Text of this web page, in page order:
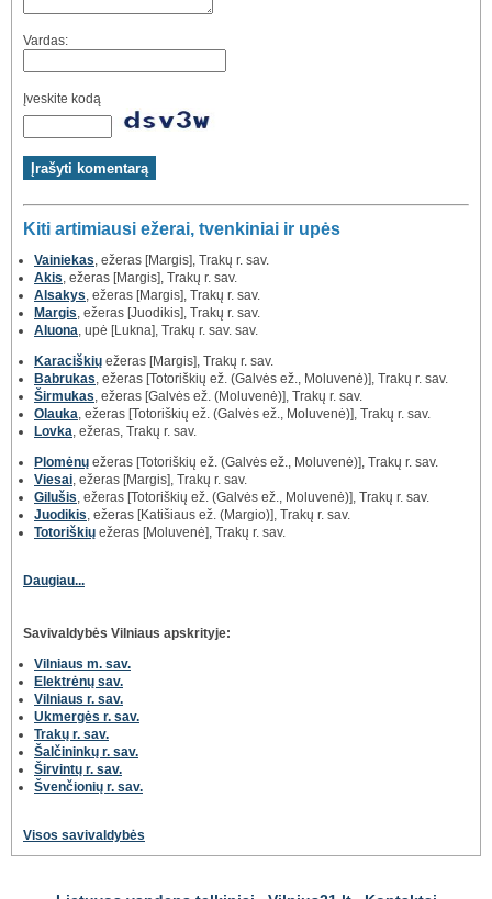
Vardas:
Įveskite kodą
Kiti artimiausi ežerai, tvenkiniai ir upės
Vainiekas, ežeras [Margis], Trakų r. sav.
Akis, ežeras [Margis], Trakų r. sav.
Alsakys, ežeras [Margis], Trakų r. sav.
Margis, ežeras [Juodikis], Trakų r. sav.
Aluona, upė [Lukna], Trakų r. sav. sav.
Karaciškių ežeras [Margis], Trakų r. sav.
Babrukas, ežeras [Totoriškių ež. (Galvės ež., Moluvenė)], Trakų r. sav.
Širmukas, ežeras [Galvės ež. (Moluvenė)], Trakų r. sav.
Olauka, ežeras [Totoriškių ež. (Galvės ež., Moluvenė)], Trakų r. sav.
Lovka, ežeras, Trakų r. sav.
Plomėnų ežeras [Totoriškių ež. (Galvės ež., Moluvenė)], Trakų r. sav.
Viesai, ežeras [Margis], Trakų r. sav.
Gilušis, ežeras [Totoriškių ež. (Galvės ež., Moluvenė)], Trakų r. sav.
Juodikis, ežeras [Katišiaus ež. (Margio)], Trakų r. sav.
Totoriškių ežeras [Moluvenė], Trakų r. sav.
Daugiau...
Savivaldybės Vilniaus apskrityje:
Vilniaus m. sav.
Elektrėnų sav.
Vilniaus r. sav.
Ukmergės r. sav.
Trakų r. sav.
Šalčininkų r. sav.
Širvintų r. sav.
Švenčionių r. sav.
Visos savivaldybės